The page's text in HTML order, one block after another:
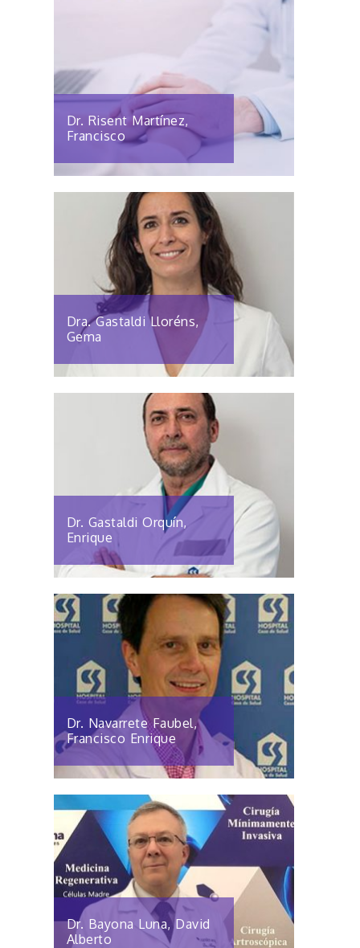
Dr. Risent Martínez,
Francisco
Dra. Gastaldi Lloréns,
Gema
Dr. Gastaldi Orquín,
Enrique
Dr. Navarrete Faubel,
Francisco Enrique
Dr. Bayona Luna, David
Alberto